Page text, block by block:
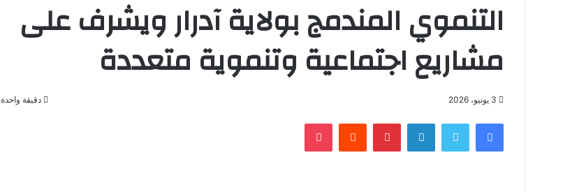
التنموي المندمج بولاية آدرار ويشرف على
مشاريع اجتماعية وتنموية متعددة
3 يونيو، 2026 دقيقة واحدة
فيسبوك لينكدإن بينتيريست